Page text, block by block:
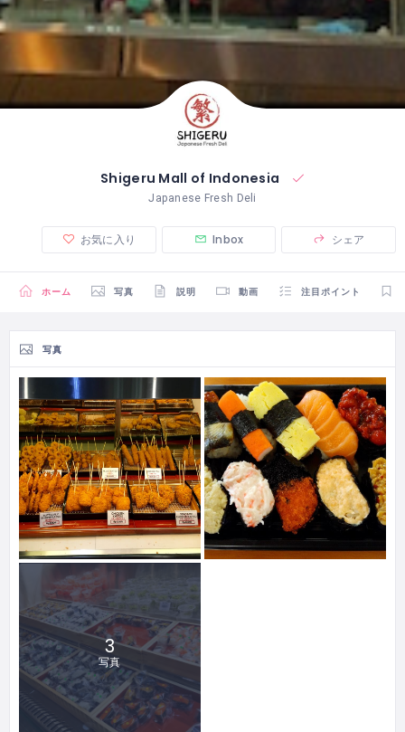
Shigeru Mall of Indonesia
Japanese Fresh Deli
お気に入り Inbox シェア
ホーム 写真 説明 動画 注目ポイント
写真
3
写真